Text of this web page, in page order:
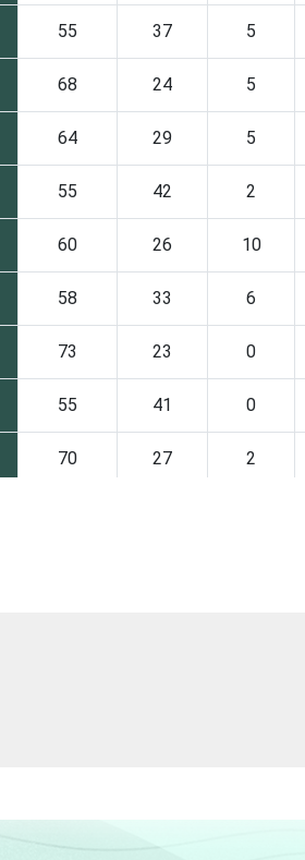
55 37 5
68 24 5
64 29 5
55 42 2
60 26 10
58 33 6
73 23 0
55 41 0
70 27 2